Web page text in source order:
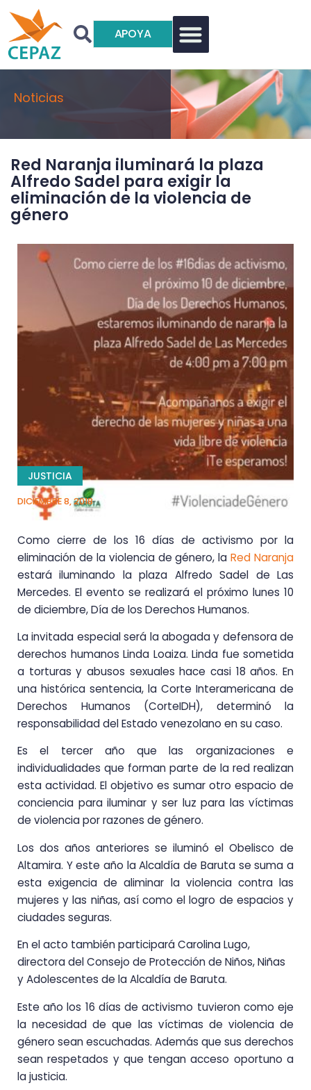
APOYA
Noticias
Red Naranja iluminará la plaza
Alfredo Sadel para exigir la
eliminación de la violencia de
género
JUSTICIA
DICIEMBRE 8, 2018
Como cierre de los 16 días de activismo por la
eliminación de la violencia de género, laRed Naranja
estará iluminando la plaza Alfredo Sadel de Las
Mercedes. El evento se realizará el próximo lunes 10
de diciembre, Día de los Derechos Humanos.
La invitada especial será la abogada y defensora de
derechos humanos Linda Loaiza. Linda fue sometida
a torturas y abusos sexuales hace casi 18 años. En
una histórica sentencia, la Corte Interamericana de
Derechos Humanos (CorteIDH), determinó la
responsabilidad del Estado venezolano en su caso.
Es el tercer año que las organizaciones e
individualidades que forman parte de la red realizan
esta actividad. El objetivo es sumar otro espacio de
conciencia para iluminar y ser luz para las víctimas
de violencia por razones de género.
Los dos años anteriores se iluminó el Obelisco de
Altamira. Y este año la Alcaldía de Baruta se suma a
esta exigencia de aliminar la violencia contra las
mujeres y las niñas, así como el logro de espacios y
ciudades seguras.
En el acto también participará Carolina Lugo,
directora del Consejo de Protección de Niños, Niñas
y Adolescentes de la Alcaldía de Baruta.
Este año los 16 días de activismo tuvieron como eje
la necesidad de que las víctimas de violencia de
género sean escuchadas. Además que sus derechos
sean respetados y que tengan acceso oportuno a
la justicia.